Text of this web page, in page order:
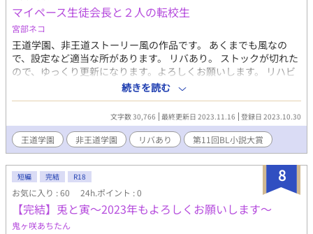
(展開に躓いた等)。週1は毎週金曜日を目標としております。 (※
この内容紹介文は思い出した様に都合により急に変更になる場合
が有ります)
マイペース生徒会長と２人の転校生
宮部ネコ
王道学園、非王道ストーリー風の作品です。 あくまでも風なの
で、設定など適当な所があります。 リバあり。 ストックが切れた
ので、ゆっくり更新になります。よろしくお願いします。 リハビ
リ的に書いているので、ちゃんと完結するかどうかわかりません
が、それでも良い方はお付き合いくださるとうれしいです。 タイ
トルは適当につけたので、変える可能性があります。 ★ストーリ
ー 全寮制中高一貫男子校に高校から転入した由法（よしのり）。
由法とたまたま同じ時期に転入してきた鏑木（かぶらき）君は、
すぐに全校生徒の注目の的になり、親衛隊もできた。 由法は、噂
の転校生じゃない方なんて呼ばれてしまうが、できればそのまま
目立たず平穏無事に過ごしたかった。 しかし、転入一週間目から
生徒会長に目を付けられ……。
続きを読む
文字数 30,766 最終更新日 2023.11.16 登録日 2023.10.30
王道学園 非王道学園 リバあり 第11回BL小説大賞
8
短編 完結 R18
お気に入り : 60 24h.ポイント : 0
【完結】兎と寅～2023年もよろしくお願いします～
鬼ヶ咲あちたん